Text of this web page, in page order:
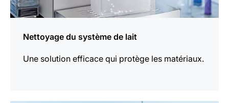
Nettoyage du système de lait
Une solution efficace qui protège les matériaux.